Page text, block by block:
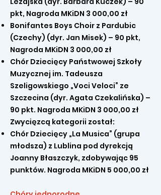
pkt, Nagroda MKiDN 3 000,00 zł
Bonifantes Boys Choir z Pardubic
(Czechy) (dyr. Jan Misek) – 90 pkt,
Nagroda MKiDN 3 000,00 zł
Chór Dziecięcy Państwowej Szkoły
Muzycznej im. Tadeusza
Szeligowskiego „Voci Veloci” ze
Szczecina (dyr. Agata Czekalińska) –
90 pkt. Nagroda MKiDN 3 000,00 zł
Zwycięzcą kategorii został:
Chór Dziecięcy „La Musica” (grupa
młodsza) z Lublina pod dyrekcją
Joanny Błaszczyk, zdobywając 95
punktów. Nagroda MKiDN 5 000,00 zł